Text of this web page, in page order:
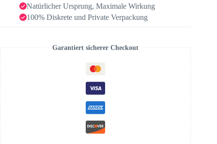
Natürlicher Ursprung, Maximale Wirkung
100% Diskrete und Private Verpackung
Garantiert sicherer Checkout